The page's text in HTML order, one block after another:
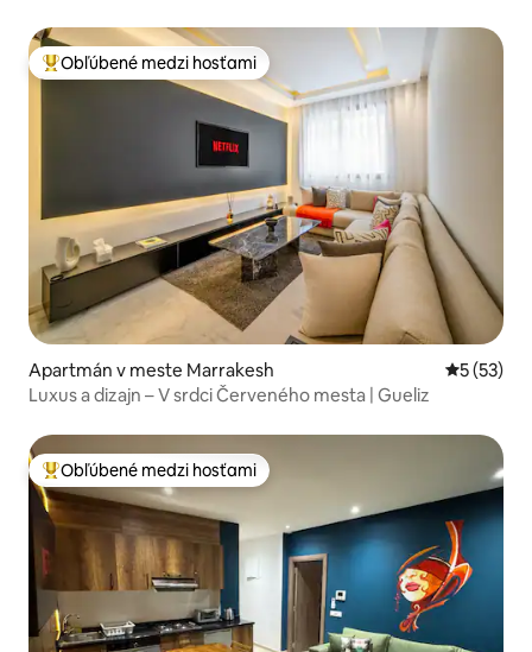
Najobľúbenejšie medzi hosťami
Obľúbené medzi hosťami
Apartmán v meste Marrakesh
5 (53)
Luxus a dizajn – V srdci Červeného mesta | Gueliz
Najobľúbenejšie medzi hosťami
Obľúbené medzi hosťami